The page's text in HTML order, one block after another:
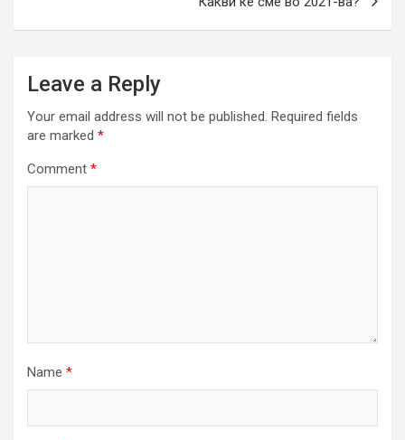
Leave a Reply
Your email address will not be published. Required fields
are marked *
Comment *
Name *